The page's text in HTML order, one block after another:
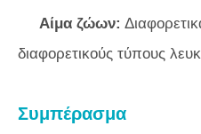
Αίμα ζώων:
διαφορετικούς τύπους
Συμπέρασμα